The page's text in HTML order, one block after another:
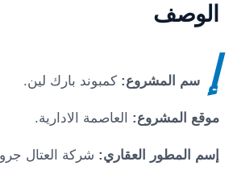
الوصف
إ سم المشروع:كمبوند بارك لين.
موقع المشروع: العاصمة الادارية.
إسم المطور العقاري: شركة العتال